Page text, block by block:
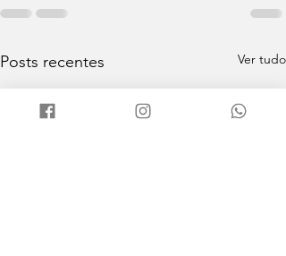
Posts recentes Ver tudo